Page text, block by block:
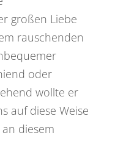
großen Liebe
rauschenden
oder
wollte er
auf diese Weise
diesem